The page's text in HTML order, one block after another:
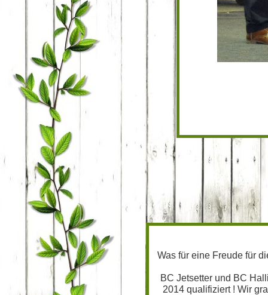
Was für eine Freude für
BC Jetsetter und BC
2014 qualifiziert ! Wir